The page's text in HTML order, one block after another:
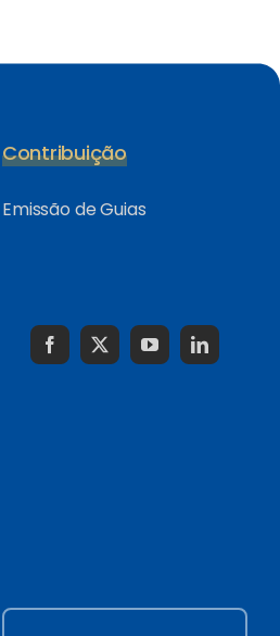
Contribuição
Emissão de Guias